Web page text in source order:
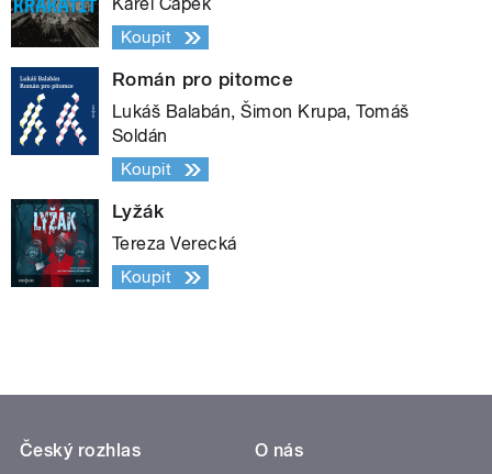
Koupit
Román pro pitomce
Lukáš Balabán, Šimon Krupa, Tomáš
Soldán
Koupit
Lyžák
Tereza Verecká
Koupit
Český rozhlas
O nás